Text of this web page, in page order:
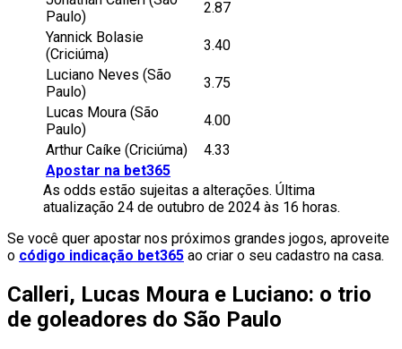
Paulo)
2.87
Yannick Bolasie
(Criciúma)
3.40
Luciano Neves (São
Paulo)
3.75
Lucas Moura (São
Paulo)
4.00
Arthur Caíke (Criciúma)
4.33
Apostar na bet365
As odds estão sujeitas a alterações. Última
atualização 24 de outubro de 2024 às 16 horas.
Se você quer apostar nos próximos grandes jogos, aproveite
o código indicação bet365 ao criar o seu cadastro na casa.
Calleri, Lucas Moura e Luciano: o trio
de goleadores do São Paulo